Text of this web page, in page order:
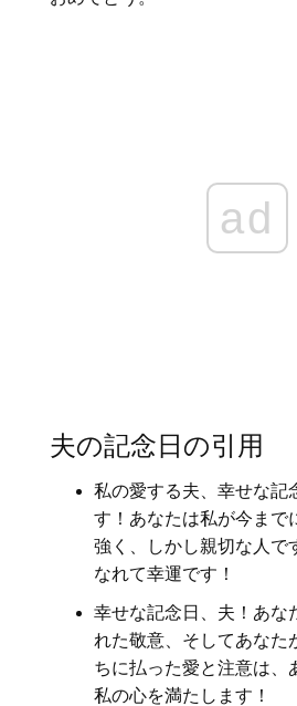
ad
夫の記念日の引用
私の愛する夫、幸せな記
す！あなたは私が今まで
強く、しかし親切な人で
なれて幸運です！
幸せな記念日、夫！あな
れた敬意、そしてあなた
ちに払った愛と注意は、
私の心を満たします！